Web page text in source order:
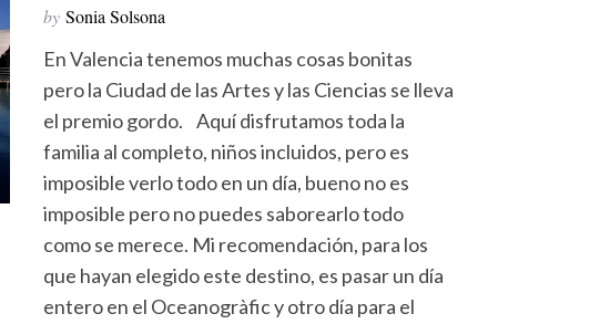
by Sonia Solsona
En Valencia tenemos muchas cosas bonitas
pero la Ciudad de las Artes y las Ciencias se lleva
el premio gordo. Aquí disfrutamos toda la
familia al completo, niños incluidos, pero es
imposible verlo todo en un día, bueno no es
imposible pero no puedes saborearlo todo
como se merece. Mi recomendación, para los
que hayan elegido este destino, es pasar un día
entero en el Oceanogràfic y otro día para el